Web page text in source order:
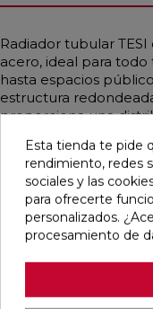
Radiador tubular
acero, ideal para
hasta espacios
estructura
proporciona una
baja temperatura,
bombas de calor.
potencias desde
(∆T=50°C). Incluye
Color Blanco
Esta tienda te pide
rendimiento, redes
sociales y las
para ofrecerte
personalizados.
procesamiento de